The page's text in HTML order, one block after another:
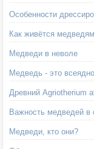
Особенности
Как живётся
Медведи в неволе
Медведь - это
Древний Agriotherium
Важность медведей в
Медведи, кто они?